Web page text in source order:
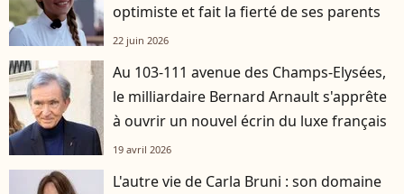
optimiste et fait la fierté de ses parents
22 juin 2026
Au 103-111 avenue des Champs-Elysées,
le milliardaire Bernard Arnault s'apprête
à ouvrir un nouvel écrin du luxe français
19 avril 2026
L'autre vie de Carla Bruni : son domaine